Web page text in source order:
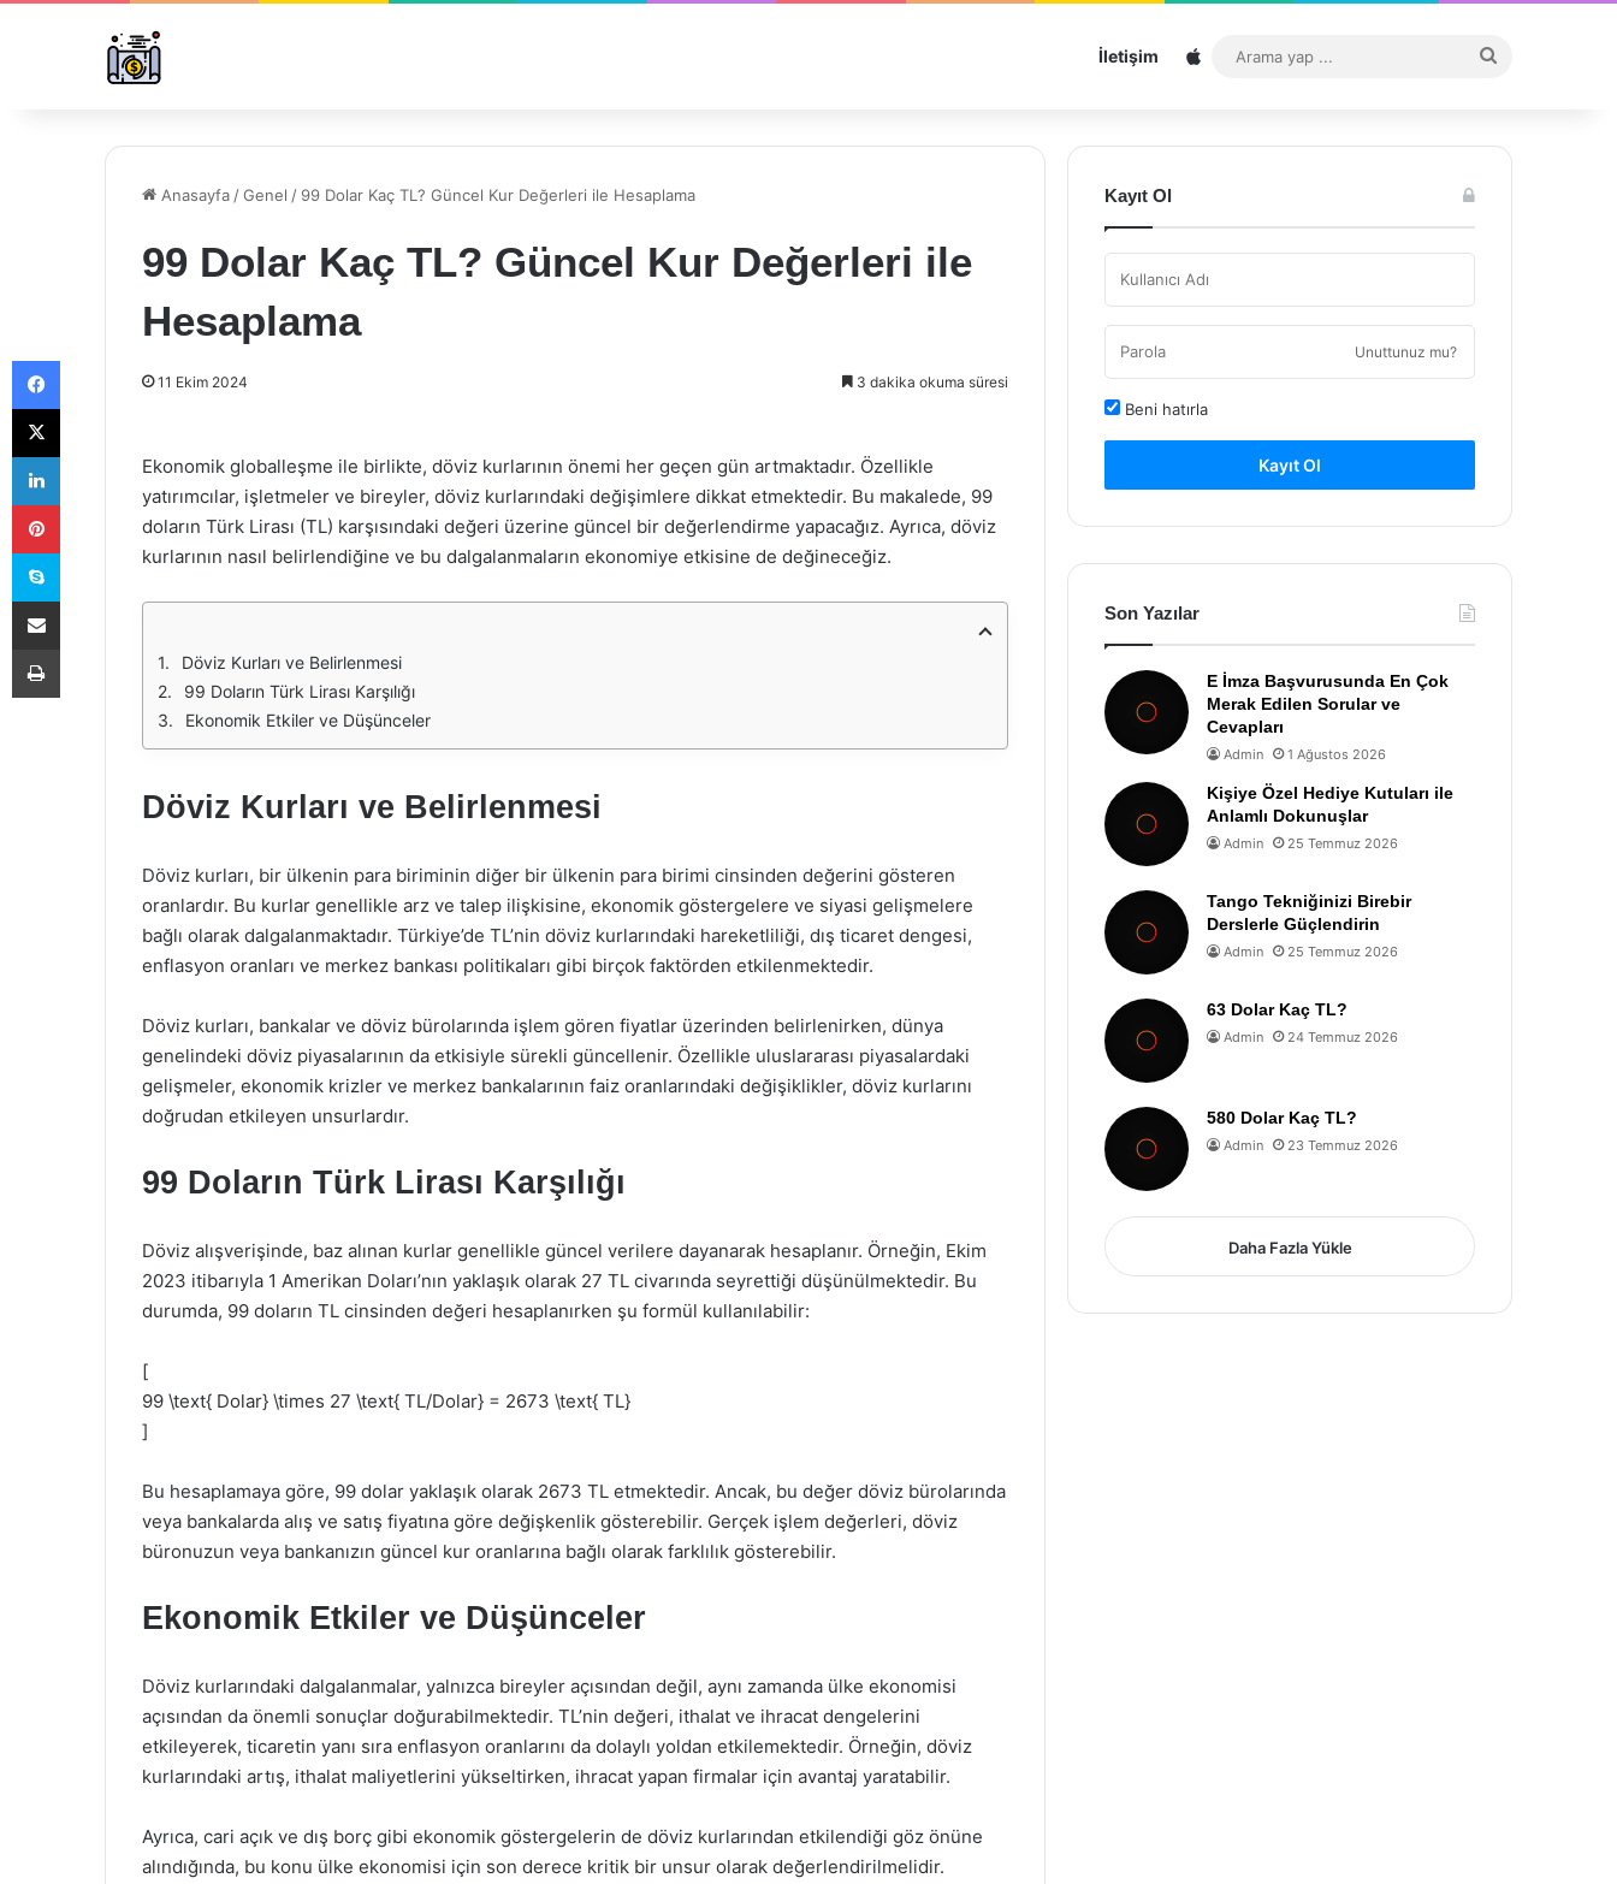
İletişim Sitemap
...
Anasayfa /Genel / 99 Dolar Kaç TL? Güncel Kur Değerleri ile Hesaplama
99 Dolar Kaç TL? Güncel Kur Değerleri ile
Hesaplama
11 Ekim 2024 3 dakika okuma süresi
Ekonomik globalleşme ile birlikte, döviz kurlarının önemi her geçen gün artmaktadır. Özellikle
yatırımcılar, işletmeler ve bireyler, döviz kurlarındaki değişimlere dikkat etmektedir. Bu makalede, 99
doların Türk Lirası (TL) karşısındaki değeri üzerine güncel bir değerlendirme yapacağız. Ayrıca, döviz
kurlarının nasıl belirlendiğine ve bu dalgalanmaların ekonomiye etkisine de değineceğiz.
Döviz Kurları ve Belirlenmesi
99 Doların Türk Lirası Karşılığı
Ekonomik Etkiler ve Düşünceler
Döviz Kurları ve Belirlenmesi
Döviz kurları, bir ülkenin para biriminin diğer bir ülkenin para birimi cinsinden değerini gösteren
oranlardır. Bu kurlar genellikle arz ve talep ilişkisine, ekonomik göstergelere ve siyasi gelişmelere
bağlı olarak dalgalanmaktadır. Türkiye’de TL’nin döviz kurlarındaki hareketliliği, dış ticaret dengesi,
enflasyon oranları ve merkez bankası politikaları gibi birçok faktörden etkilenmektedir.
Döviz kurları, bankalar ve döviz bürolarında işlem gören fiyatlar üzerinden belirlenirken, dünya
genelindeki döviz piyasalarının da etkisiyle sürekli güncellenir. Özellikle uluslararası piyasalardaki
gelişmeler, ekonomik krizler ve merkez bankalarının faiz oranlarındaki değişiklikler, döviz kurlarını
doğrudan etkileyen unsurlardır.
99 Doların Türk Lirası Karşılığı
Döviz alışverişinde, baz alınan kurlar genellikle güncel verilere dayanarak hesaplanır. Örneğin, Ekim
2023 itibarıyla 1 Amerikan Doları’nın yaklaşık olarak 27 TL civarında seyrettiği düşünülmektedir. Bu
durumda, 99 doların TL cinsinden değeri hesaplanırken şu formül kullanılabilir:
[
99 \text{ Dolar} \times 27 \text{ TL/Dolar} = 2673 \text{ TL}
]
Bu hesaplamaya göre, 99 dolar yaklaşık olarak 2673 TL etmektedir. Ancak, bu değer döviz bürolarında
veya bankalarda alış ve satış fiyatına göre değişkenlik gösterebilir. Gerçek işlem değerleri, döviz
büronuzun veya bankanızın güncel kur oranlarına bağlı olarak farklılık gösterebilir.
Ekonomik Etkiler ve Düşünceler
Döviz kurlarındaki dalgalanmalar, yalnızca bireyler açısından değil, aynı zamanda ülke ekonomisi
açısından da önemli sonuçlar doğurabilmektedir. TL’nin değeri, ithalat ve ihracat dengelerini
etkileyerek, ticaretin yanı sıra enflasyon oranlarını da dolaylı yoldan etkilemektedir. Örneğin, döviz
kurlarındaki artış, ithalat maliyetlerini yükseltirken, ihracat yapan firmalar için avantaj yaratabilir.
Ayrıca, cari açık ve dış borç gibi ekonomik göstergelerin de döviz kurlarından etkilendiği göz önüne
alındığında, bu konu ülke ekonomisi için son derece kritik bir unsur olarak değerlendirilmelidir.
Kayıt Ol
Unuttunuz mu?
Beni hatırla
Kayıt Ol
Son Yazılar
E İmza Başvurusunda En Çok
Merak Edilen Sorular ve
Cevapları
Admin 1 Ağustos 2026
Kişiye Özel Hediye Kutuları ile
Anlamlı Dokunuşlar
Admin 25 Temmuz 2026
Tango Tekniğinizi Birebir
Derslerle Güçlendirin
Admin 25 Temmuz 2026
63 Dolar Kaç TL?
Admin 24 Temmuz 2026
580 Dolar Kaç TL?
Admin 23 Temmuz 2026
Daha Fazla Yükle
Facebook
X
LinkedIn
Pinterest
Skype
E-Posta ile paylaş